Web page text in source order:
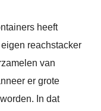
heeft
reachstacker
van
er grote
In dat